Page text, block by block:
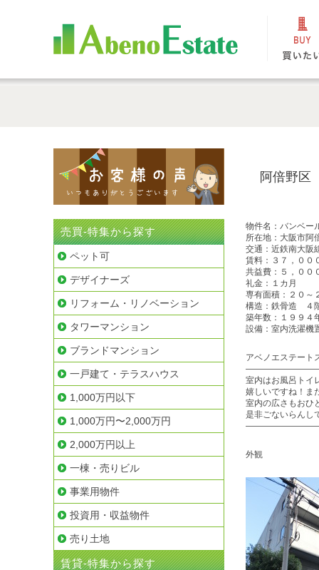
阿倍野
物件名：バンベー
所在地：大阪市阿
交通：近鉄南大
賃料：３７，００
共益費：５，００
礼金：１カ月
専有面積：２０～
構造：鉄骨造 ４
築年数：１９９４
設備：室内洗濯機
アベノエステート
室内はお風呂トイ
嬉しいですね！ま
室内の広さもおひ
是非ごないらんし
外観
売買-特集から探す
ペット可
デザイナーズ
リフォーム・リノベーション
タワーマンション
ブランドマンション
一戸建て・テラスハウス
1,000万円以下
1,000万円〜2,000万円
2,000万円以上
一棟・売りビル
事業用物件
投資用・収益物件
売り土地
賃貸-特集から探す